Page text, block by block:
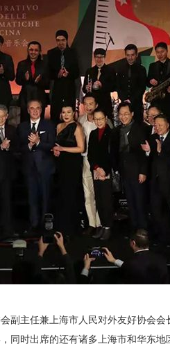
主任兼上海市人民对外友好协会会
同时出席的还有诸多上海市和华东地